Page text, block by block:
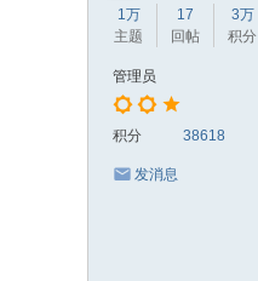
1万
主题
17
回帖
3万
积分
管理员
积分 38618
发消息